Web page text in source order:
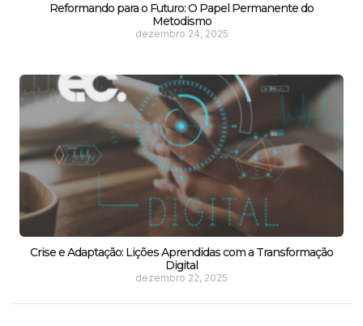
Reformando para o Futuro: O Papel Permanente do
Metodismo
dezembro 24, 2025
Crise e Adaptação: Lições Aprendidas com a Transformação
Digital
dezembro 22, 2025